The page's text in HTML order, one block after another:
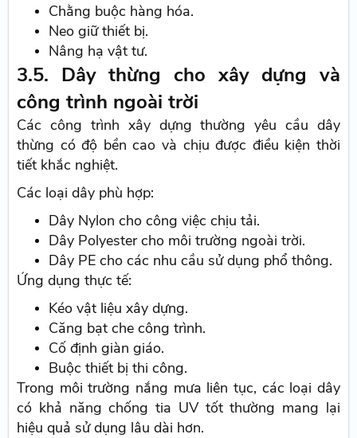
Chằng buộc hàng hóa.
Neo giữ thiết bị.
Nâng hạ vật tư.
3.5. Dây thừng cho xây dựng và
công trình ngoài trời
Các công trình xây dựng thường yêu cầu dây
thừng có độ bền cao và chịu được điều kiện thời
tiết khắc nghiệt.
Các loại dây phù hợp:
Dây Nylon cho công việc chịu tải.
Dây Polyester cho môi trường ngoài trời.
Dây PE cho các nhu cầu sử dụng phổ thông.
Ứng dụng thực tế:
Kéo vật liệu xây dựng.
Căng bạt che công trình.
Cố định giàn giáo.
Buộc thiết bị thi công.
Trong môi trường nắng mưa liên tục, các loại dây
có khả năng chống tia UV tốt thường mang lại
hiệu quả sử dụng lâu dài hơn.